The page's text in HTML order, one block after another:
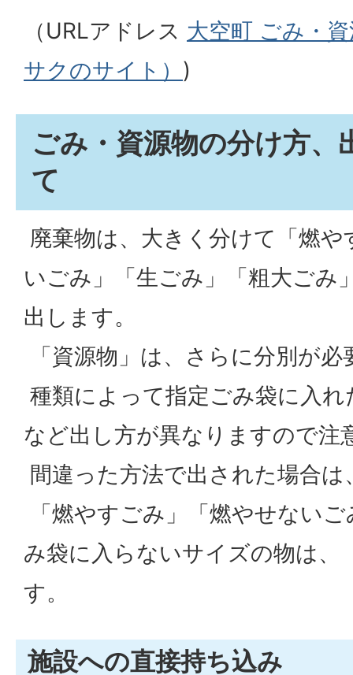
（URLアドレス 大空町 ごみ・
サクのサイト） )
ごみ・資源物の分け方、
て
廃棄物は、大きく分けて「燃
いごみ」「生ごみ」「粗大ごみ
出します。
「資源物」は、さらに分別が必
種類によって指定ごみ袋に入
など出し方が異なりますので注
間違った方法で出された場合
「燃やすごみ」「燃やせない
み袋に入らないサイズの物は、
す。
施設への直接持ち込み